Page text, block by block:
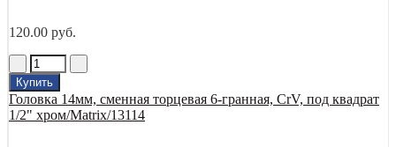
120.00 руб.
Купить
Головка 14мм, сменная торцевая 6-гранная, CrV, под квадрат
1/2" хром/Matrix/13114